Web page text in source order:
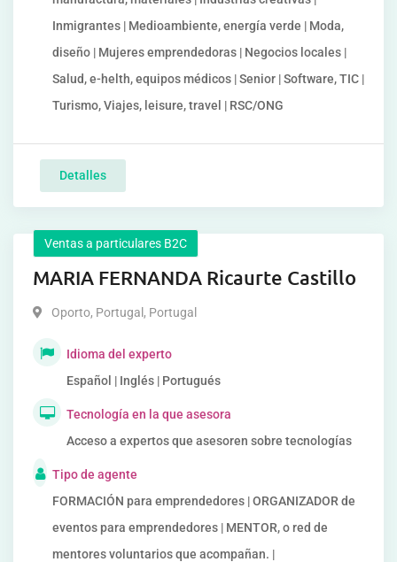
Inmigrantes | Medioambiente, energía verde | Moda,
diseño | Mujeres emprendedoras | Negocios locales |
Salud, e-helth, equipos médicos | Senior | Software, TIC |
Turismo, Viajes, leisure, travel | RSC/ONG
Detalles
Ventas a particulares B2C
MARIA FERNANDA Ricaurte Castillo
Oporto, Portugal , Portugal
Idioma del experto
Español | Inglés | Portugués
Tecnología en la que asesora
Acceso a expertos que asesoren sobre tecnologías
Tipo de agente
FORMACIÓN para emprendedores | ORGANIZADOR de
eventos para emprendedores | MENTOR, o red de
mentores voluntarios que acompañan. |